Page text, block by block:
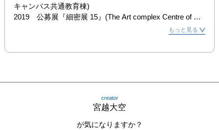
キャンパス共通教育棟)
2019　公募展『細密展 15』(The Art complex Centre of
もっと見る
creator
宮越大空
が気になりますか？